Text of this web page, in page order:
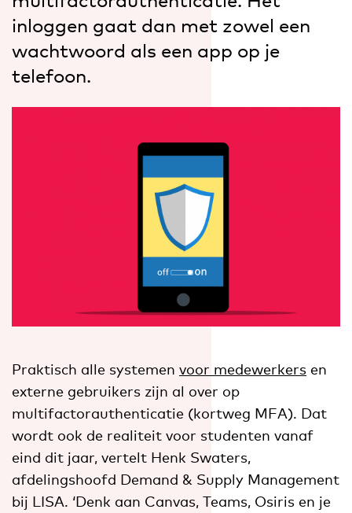
inloggen gaat dan met zowel een
wachtwoord als een app op je
telefoon.
Praktisch alle systemen voor medewerkers en
externe gebruikers zijn al over op
multifactorauthenticatie (kortweg MFA). Dat
wordt ook de realiteit voor studenten vanaf
eind dit jaar, vertelt Henk Swaters,
afdelingshoofd Demand & Supply Management
bij LISA. ‘Denk aan Canvas, Teams, Osiris en je